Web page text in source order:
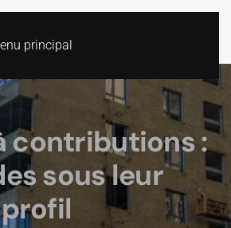
principal
contributions :
sous leur